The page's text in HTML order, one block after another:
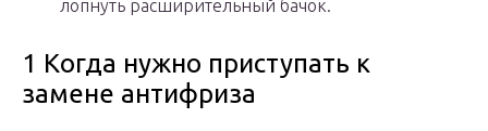
лопнуть расширительный бачок.
1 Когда нужно приступать к
замене антифриза